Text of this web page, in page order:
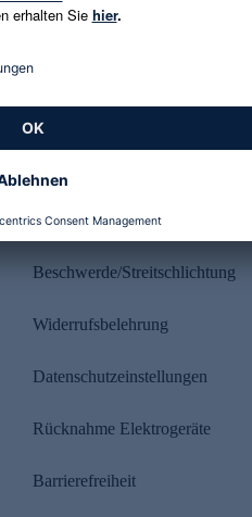
Rechtliches
Beschwerde/Streitschlichtung
Widerrufsbelehrung
Datenschutzeinstellungen
Rücknahme Elektrogeräte
Barrierefreiheit